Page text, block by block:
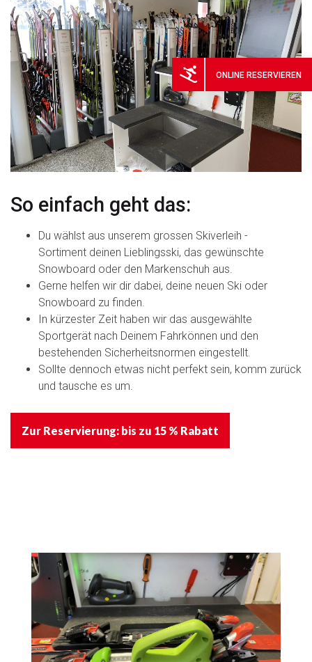
ONLINE RESERVIEREN
So einfach geht das:
Du wählst aus unserem grossen Skiverleih -
Sortiment deinen Lieblingsski, das gewünschte
Snowboard oder den Markenschuh aus.
Gerne helfen wir dir dabei, deine neuen Ski oder
Snowboard zu finden.
In kürzester Zeit haben wir das ausgewählte
Sportgerät nach Deinem Fahrkönnen und den
bestehenden Sicherheitsnormen eingestellt.
Sollte dennoch etwas nicht perfekt sein, komm zurück
und tausche es um.
Zur Reservierung: bis zu 15 % Rabatt